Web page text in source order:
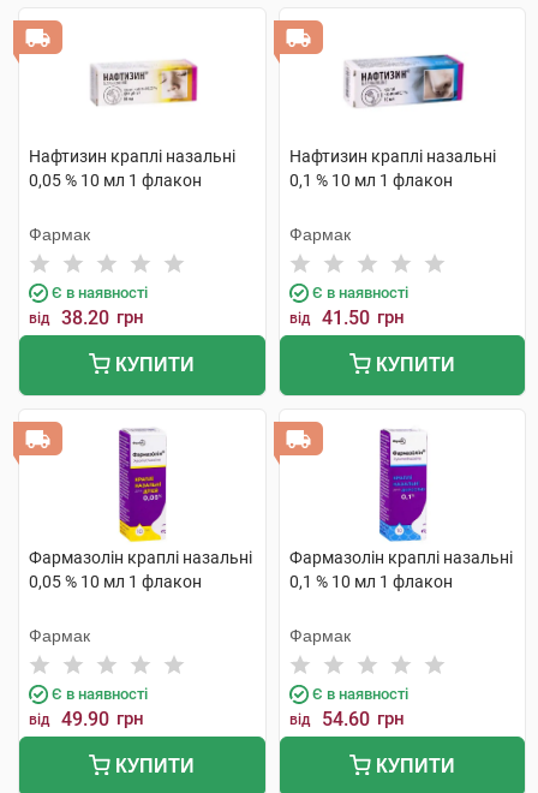
Нафтизин краплі назальні
0,05 % 10 мл 1 флакон
Фармак
Є в наявності
від 38.20 грн
КУПИТИ
Нафтизин краплі назальні
0,1 % 10 мл 1 флакон
Фармак
Є в наявності
від 41.50 грн
КУПИТИ
Фармазолін краплі назальні
0,05 % 10 мл 1 флакон
Фармак
Є в наявності
від 49.90 грн
КУПИТИ
Фармазолін краплі назальні
0,1 % 10 мл 1 флакон
Фармак
Є в наявності
від 54.60 грн
КУПИТИ